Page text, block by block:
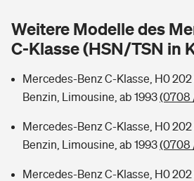
Hochwasser-Check: Wie gefährdet ist
Wer versichert was: Jetzt Versicherer
Sie haben Fragen?
Private Cyberversicherung
Musikinstrumentenversicherung
Zur Übersicht
Tools
Rentenrechner: Wie viel Geld
Weitere Modelle des
C-Klasse (HSN/TSN in
Mercedes-Benz C-Klasse, H0 202
Benzin, Limousine, ab 1993(0708
Mercedes-Benz C-Klasse, H0 202
Benzin, Limousine, ab 1993(0708
Mercedes-Benz C-Klasse, H0 202